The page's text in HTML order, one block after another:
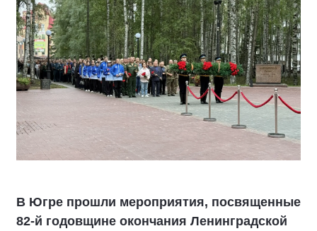
В Югре прошли мероприятия, посвященные
82-й годовщине окончания Ленинградской